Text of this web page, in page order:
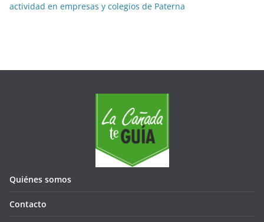
actividad en empresas y colegios de Paterna
Quiénes somos
Contacto